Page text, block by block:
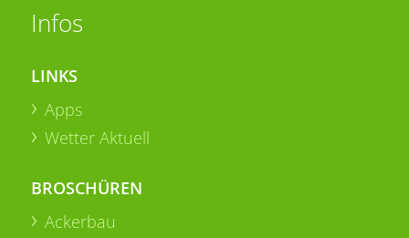
Infos
LINKS
Apps
Wetter Aktuell
BROSCHÜREN
Ackerbau